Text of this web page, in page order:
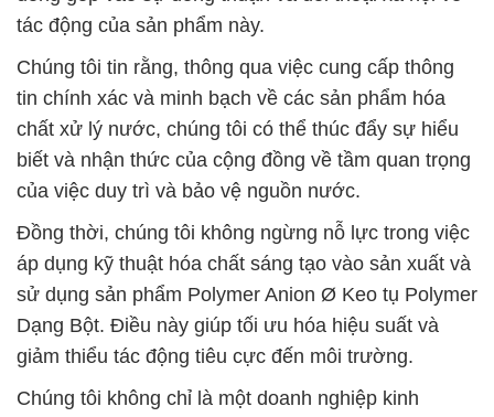
tác động của sản phẩm này.
Chúng tôi tin rằng, thông qua việc cung cấp thông
tin chính xác và minh bạch về các sản phẩm hóa
chất xử lý nước, chúng tôi có thể thúc đẩy sự hiểu
biết và nhận thức của cộng đồng về tầm quan trọng
của việc duy trì và bảo vệ nguồn nước.
Đồng thời, chúng tôi không ngừng nỗ lực trong việc
áp dụng kỹ thuật hóa chất sáng tạo vào sản xuất và
sử dụng sản phẩm Polymer Anion Ø Keo tụ Polymer
Dạng Bột. Điều này giúp tối ưu hóa hiệu suất và
giảm thiểu tác động tiêu cực đến môi trường.
Chúng tôi không chỉ là một doanh nghiệp kinh